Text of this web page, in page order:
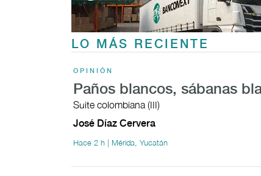
LO MÁS RECIENTE
OPINIÓN
Paños blancos, sábanas
Suite colombiana (III)
José Díaz Cervera
Hace 2 h | Mérida, Yucatán